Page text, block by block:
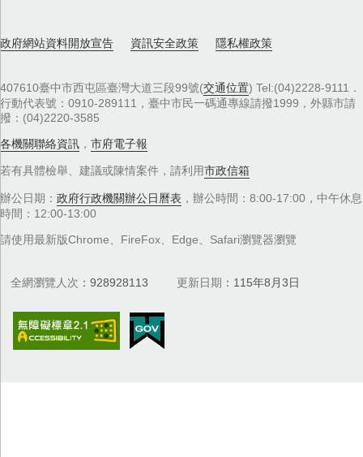
政府網站資料開放宣告 資訊安全政策 隱私權政策
407610臺中市西屯區臺灣大道三段99號(交通位置) Tel:(04)2228-9111．
行動代表號：0910-289111，臺中市民一碼通專線請撥1999，外縣市請
撥：(04)2220-3585
各機關聯絡資訊 ， 市府電子報
若有具體檢舉、建議或陳情案件，請利用市政信箱
辦公日期： 政府行政機關辦公日曆表 ，辦公時間：8:00-17:00，中午休息
時間：12:00-13:00
請使用最新版Chrome、FireFox、Edge、Safari瀏覽器瀏覽
全網瀏覽人次 928928113 更新日期 115年8月3日